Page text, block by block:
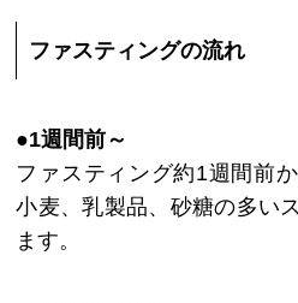
ファスティングの流れ
●1週間前～
ファスティング約1週間前
小麦、乳製品、砂糖の多い
ます。